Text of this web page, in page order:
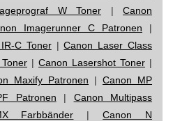
W Toner | Canon
Imagerunner C Patronen |
C Toner|Canon Laser Class
| Canon Lasershot Toner |
Maxify Patronen | Canon MP
Patronen | Canon Multipass
Farbbänder |Canon N